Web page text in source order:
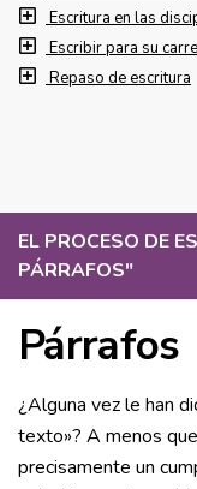
EL PROCESO DE
PÁRRAFOS"
Párrafos
¿Alguna vez le han
texto»? A menos
precisamente un
Escritura en las
Escribir para su
Repaso de escritura